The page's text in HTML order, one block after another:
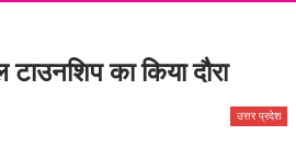
का किया दौरा
उत्तर प्रदेश